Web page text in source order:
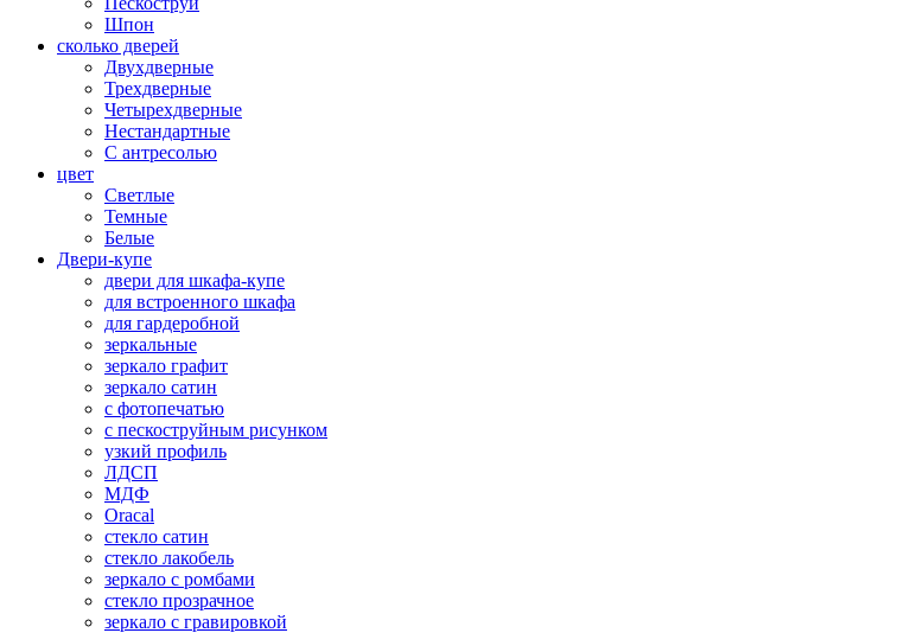
Шпон
сколько дверей
Двухдверные
Трехдверные
Четырехдверные
Нестандартные
С антресолью
цвет
Светлые
Темные
Белые
Двери-купе
двери для шкафа-купе
для встроенного шкафа
для гардеробной
зеркальные
зеркало графит
зеркало сатин
с фотопечатью
с пескоструйным рисунком
узкий профиль
ЛДСП
МДФ
Oracal
стекло сатин
стекло лакобель
зеркало с ромбами
стекло прозрачное
зеркало с гравировкой